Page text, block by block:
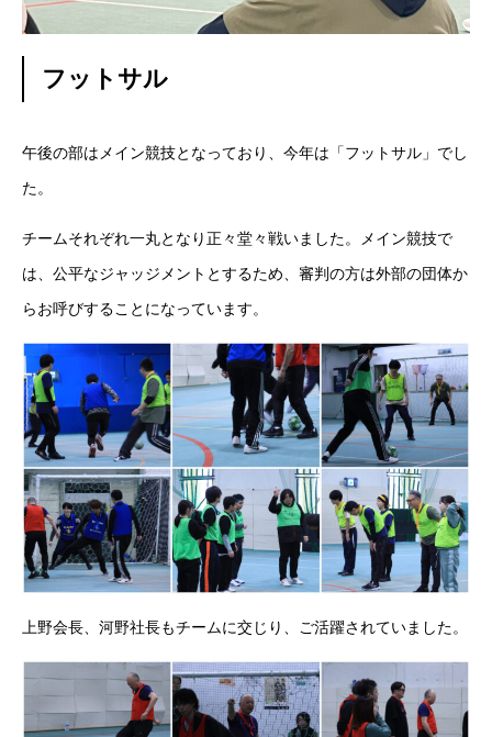
フットサル
午後の部はメイン競技となっており、今年は「フットサル」でし
た。
チームそれぞれ一丸となり正々堂々戦いました。メイン競技で
は、公平なジャッジメントとするため、審判の方は外部の団体か
らお呼びすることになっています。
上野会長、河野社長もチームに交じり、ご活躍されていました。